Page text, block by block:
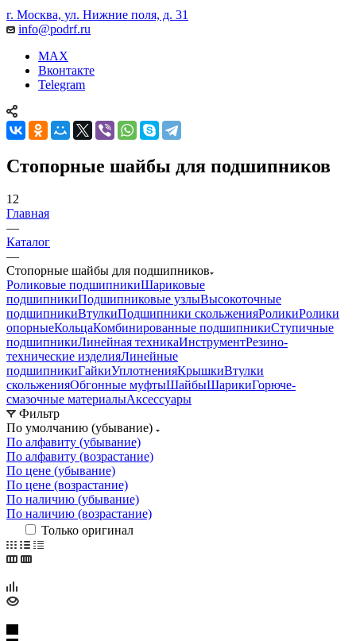
г. Москва, ул. Нижние поля, д. 31
info@podrf.ru
MAX
Вконтакте
Telegram
Стопорные шайбы для подшипников
12
Главная
—
Каталог
—
Стопорные шайбы для подшипников
Роликовые подшипникиШариковые
подшипникиПодшипниковые узлыВысокоточные
подшипникиВтулкиПодшипники скольженияРоликиРолики
опорныеКольцаКомбинированные подшипникиСтупичные
подшипникиЛинейная техникаИнструментРезино-
технические изделияЛинейные
подшипникиГайкиУплотненияКрышкиВтулки
скольженияОбгонные муфтыШайбыШарикиГорюче-
смазочные материалыАксессуары
Фильтр
По умолчанию (убывание)
По алфавиту (убывание)
По алфавиту (возрастание)
По цене (убывание)
По цене (возрастание)
По наличию (убывание)
По наличию (возрастание)
Только оригинал